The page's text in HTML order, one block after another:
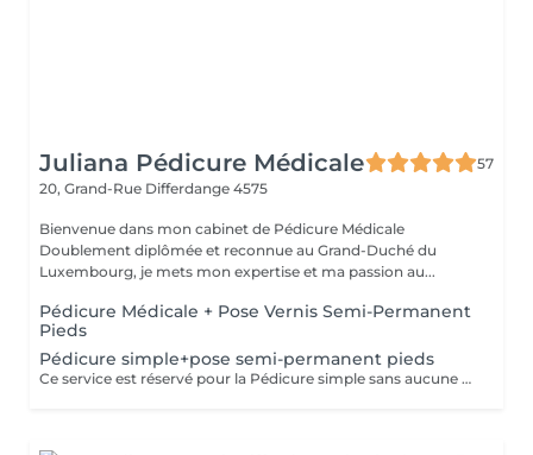
Juliana Pédicure Médicale
57
20, Grand-Rue Differdange 4575
Bienvenue dans mon cabinet de Pédicure Médicale
Doublement diplômée et reconnue au Grand-Duché du
Luxembourg, je mets mon expertise et ma passion au...
Pédicure Médicale + Pose Vernis Semi-Permanent
Pieds
Pédicure simple+pose semi-permanent pieds
Ce service est réservé pour la Pédicure simple sans aucune pathologie particulier(ongle incarné/callosités ou mycoses=Pédicure Médicale)